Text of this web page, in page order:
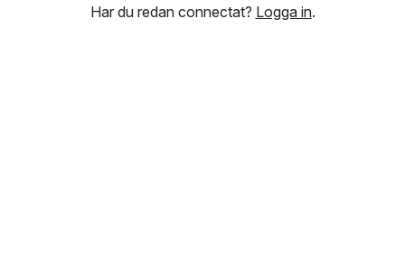
Har du redan connectat? Logga in.